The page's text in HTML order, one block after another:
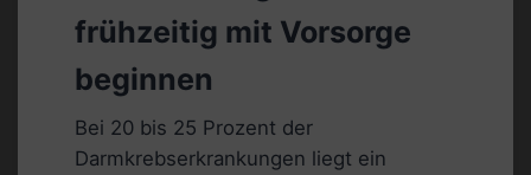
frühzeitig mit Vorsorge
beginnen
Bei 20 bis 25 Prozent der
Darmkrebserkrankungen liegt ein